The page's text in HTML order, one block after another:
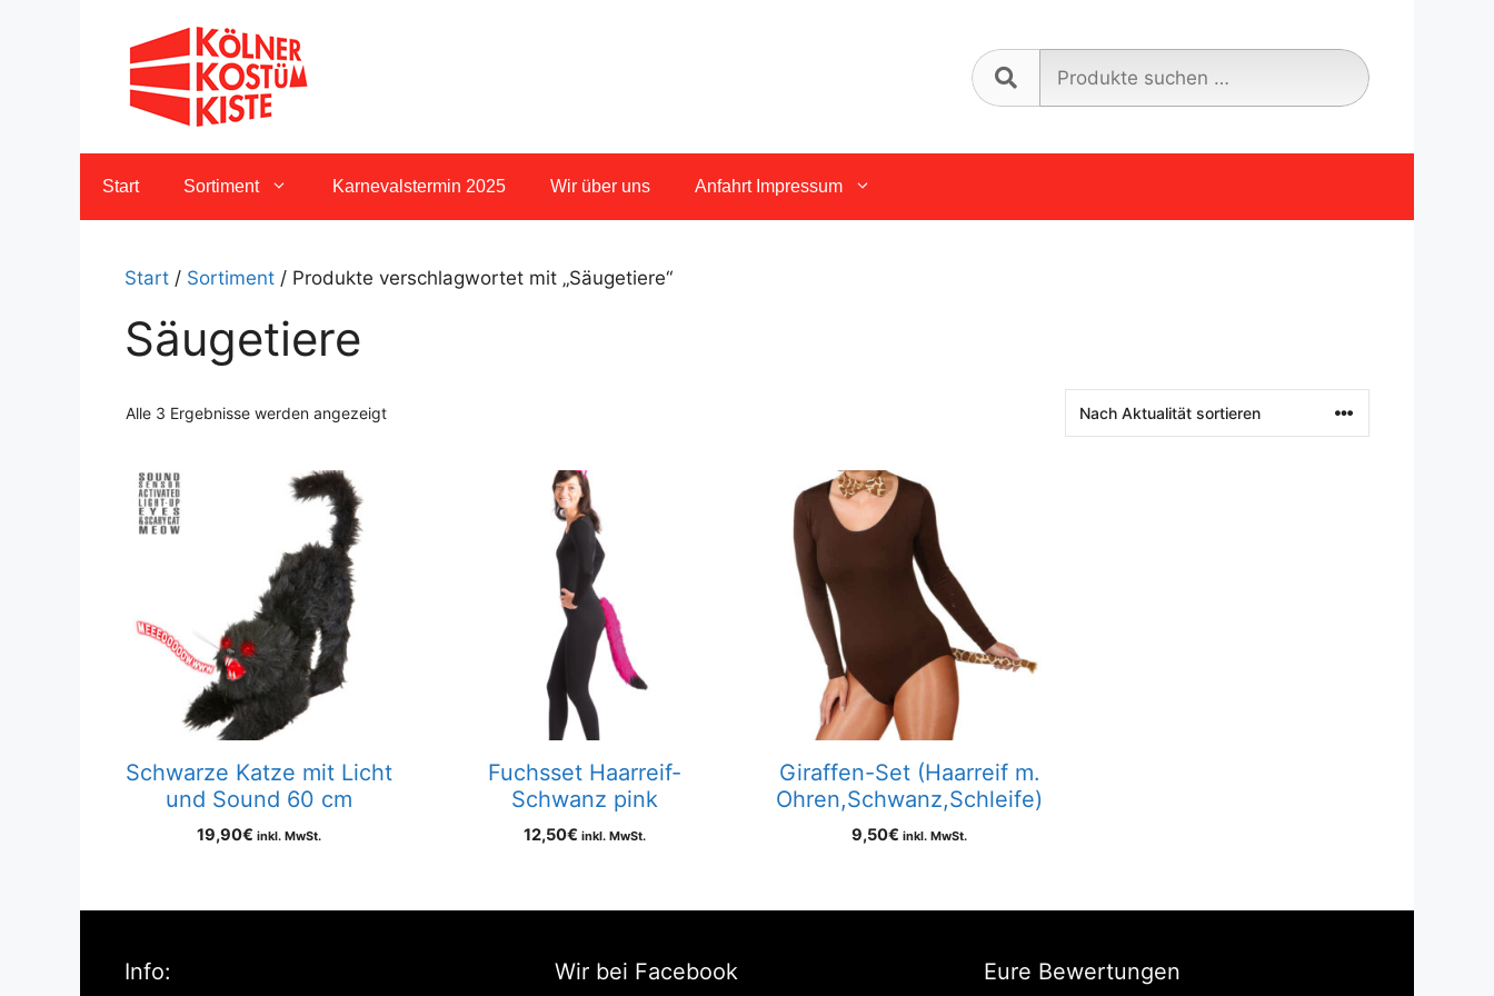
nach:
Start Sortiment Karnevalstermin 2025 Wir über uns Anfahrt Impressum
Start / Sortiment / Produkte verschlagwortet mit „Säugetiere“
Säugetiere
Alle 3 Ergebnisse werden angezeigtNach
Schwarze Katze mit Licht
und Sound 60 cm
19,90€ inkl. MwSt.
Fuchsset Haarreif-
Schwanz pink
12,50€ inkl. MwSt.
Giraffen-Set (Haarreif m.
Ohren,Schwanz,Schleife)
9,50€ inkl. MwSt.
Info: Wir bei Facebook Eure Bewertungen